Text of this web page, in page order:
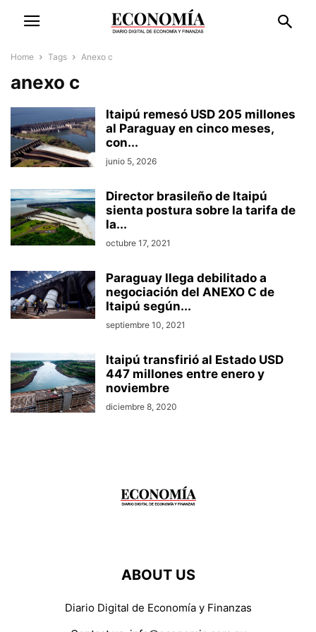
Home Tags Anexo c
anexo c
Itaipú remesó USD 205 millones
al Paraguay en cinco meses,
con...
junio 5, 2026
Director brasileño de Itaipú
sienta postura sobre la tarifa de
la...
octubre 17, 2021
Paraguay llega debilitado a
negociación del ANEXO C de
Itaipú según...
septiembre 10, 2021
Itaipú transfirió al Estado USD
447 millones entre enero y
noviembre
diciembre 8, 2020
ABOUT US
Diario Digital de Economía y Finanzas